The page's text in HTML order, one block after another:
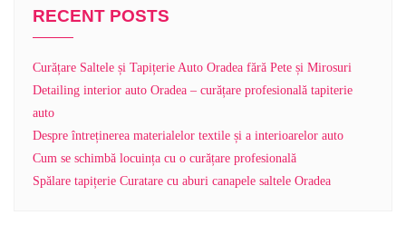
RECENT POSTS
Curățare Saltele și Tapițerie Auto Oradea fără Pete și Mirosuri
Detailing interior auto Oradea – curățare profesională tapiterie
auto
Despre întreținerea materialelor textile și a interioarelor auto
Cum se schimbă locuința cu o curățare profesională
Spălare tapițerie Curatare cu aburi canapele saltele Oradea